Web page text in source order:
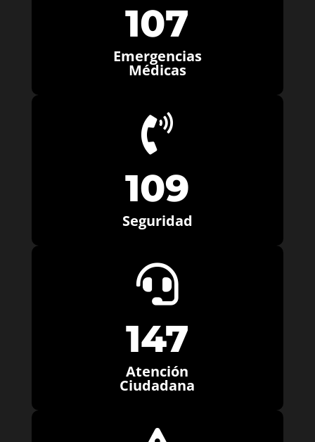
107
Emergencias
Médicas

109
Seguridad

147
Atención
Ciudadana